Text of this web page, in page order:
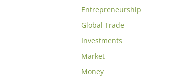
Entrepreneurship
Global Trade
Investments
Market
Money